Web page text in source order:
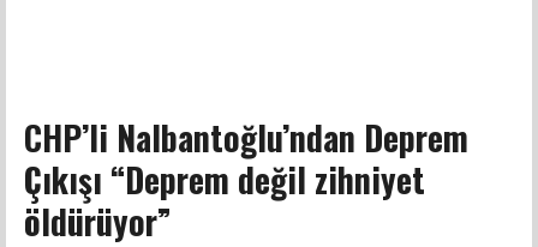
CHP’li Nalbantoğlu’ndan Deprem
Çıkışı “Deprem değil zihniyet
öldürüyor”